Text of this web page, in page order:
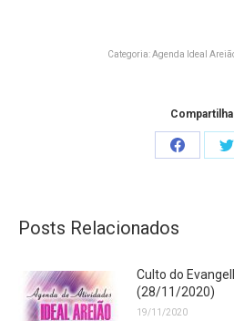
Categoria:Agenda Ideal
Share
Posts Relacionados
Culto do
(28/11/2020)
19/11/2020